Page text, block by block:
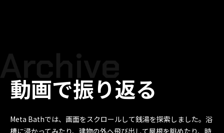
動画で振り返る
Meta Bathでは、画面をスクロールして銭湯を探索しました。浴